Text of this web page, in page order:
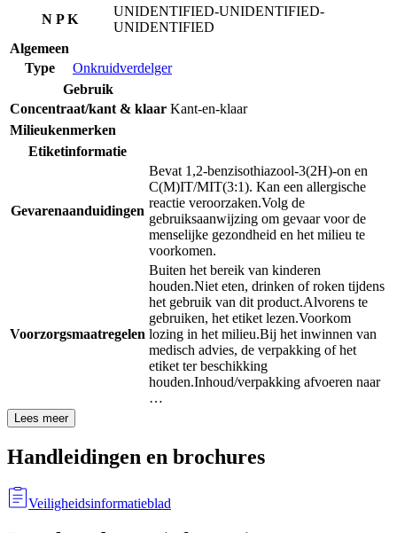
N P K
UNIDENTIFIED-UNIDENTIFIED-
UNIDENTIFIED
Algemeen
Type
Onkruidverdelger
Gebruik
Concentraat/kant & klaar Kant-en-klaar
Milieukenmerken
Etiketinformatie
Gevarenaanduidingen
Bevat 1,2-benzisothiazool-3(2H)-on en
C(M)IT/MIT(3:1). Kan een allergische
reactie veroorzaken.Volg de
gebruiksaanwijzing om gevaar voor de
menselijke gezondheid en het milieu te
voorkomen.
Voorzorgsmaatregelen
Buiten het bereik van kinderen
houden.Niet eten, drinken of roken tijdens
het gebruik van dit product.Alvorens te
gebruiken, het etiket lezen.Voorkom
lozing in het milieu.Bij het inwinnen van
medisch advies, de verpakking of het
etiket ter beschikking
houden.Inhoud/verpakking afvoeren naar
…
Lees meer
Handleidingen en brochures
Veiligheidsinformatieblad